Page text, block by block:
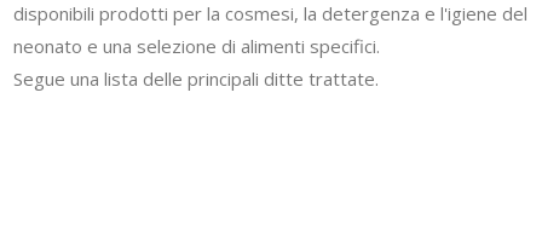
disponibili prodotti per la cosmesi, la detergenza e l'igiene del
neonato e una selezione di alimenti specifici.
Segue una lista delle principali ditte trattate.